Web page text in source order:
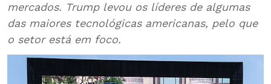
mercados. Trump levou os líderes de algumas
das maiores tecnológicas americanas, pelo que
o setor está em foco.